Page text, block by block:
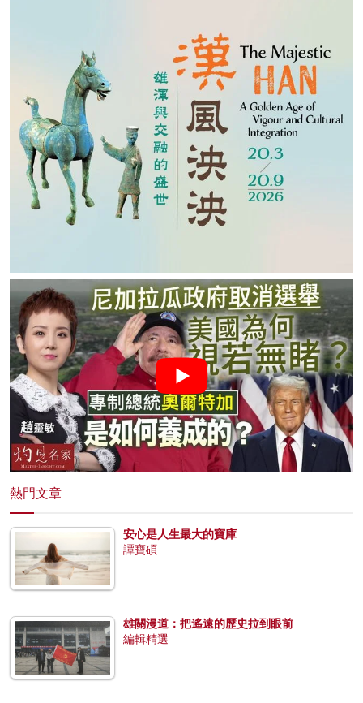
熱門文章
安心是人生最大的寶庫
譚寶碩
雄關漫道：把遙遠的歷史拉到眼前
編輯精選